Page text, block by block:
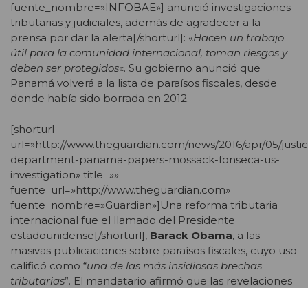
fuente_nombre=»INFOBAE»] anunció investigaciones
tributarias y judiciales, además de agradecer a la
prensa por dar la alerta[/shorturl]: «Hacen un trabajo
útil para la comunidad internacional, toman riesgos y
deben ser protegidos«. Su gobierno anunció que
Panamá volverá a la lista de paraísos fiscales, desde
donde había sido borrada en 2012.
[shorturl
url=»http://www.theguardian.com/news/2016/apr/05/
department-panama-papers-mossack-fonseca-us-
investigation» title=»»
fuente_url=»http://www.theguardian.com»
fuente_nombre=»Guardian»]Una reforma tributaria
internacional fue el llamado del Presidente
estadounidense[/shorturl], Barack Obama, a las
masivas publicaciones sobre paraísos fiscales, cuyo uso
calificó como “una de las más insidiosas brechas
tributarias”. El mandatario afirmó que las revelaciones